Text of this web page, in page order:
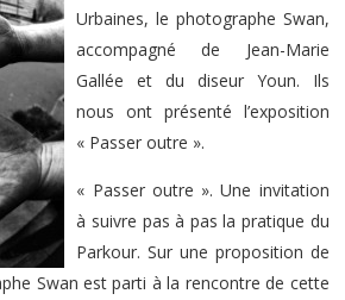
Urbaines, le photographe Swan,
accompagné de Jean-Marie
Gallée et du diseur Youn. Ils
nous ont présenté l’exposition
« Passer outre ».
« Passer outre ». Une invitation
à suivre pas à pas la pratique du
Parkour. Sur une proposition de
Swan est parti à la rencontre de cette